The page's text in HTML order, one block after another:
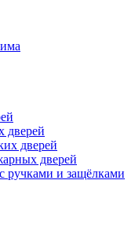
дверей
дверей
дверей
ручками и защёлками